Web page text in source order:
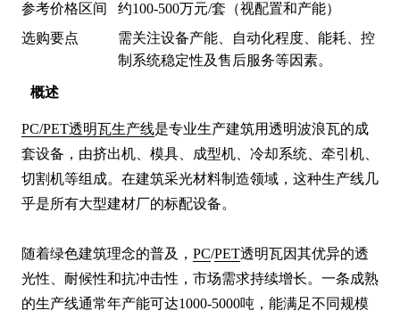
概述
PC/PET透明瓦生产线是专业生产建筑用透明波浪瓦的成
套设备，由挤出机、模具、成型机、冷却系统、牵引机、
切割机等组成。在建筑采光材料制造领域，这种生产线几
乎是所有大型建材厂的标配设备。
随着绿色建筑理念的普及， PC/PET透明瓦因其优异的透
光性、耐候性和抗冲击性，市场需求持续增长。一条成熟
的生产线通常年产能可达1000-5000吨，能满足不同规模
参考价格区间
约100-500万元/套（视配置和产能）
选购要点
需关注设备产能、自动化程度、能耗、控
制系统稳定性及售后服务等因素。